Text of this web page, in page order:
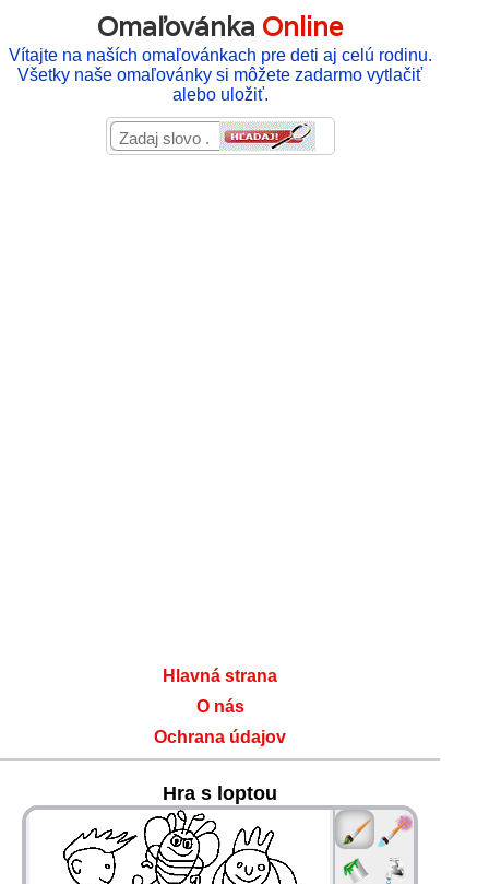
Omaľovánka Online
Vítajte na naších omaľovánkach pre deti aj celú rodinu.
Všetky naše omaľovánky si môžete zadarmo vytlačiť
alebo uložiť.
Hlavná strana
O nás
Ochrana údajov
Hra s loptou